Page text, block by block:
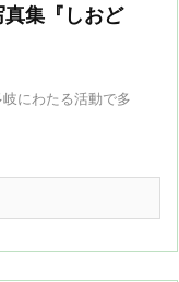
真集『しおど
にわたる活動で多